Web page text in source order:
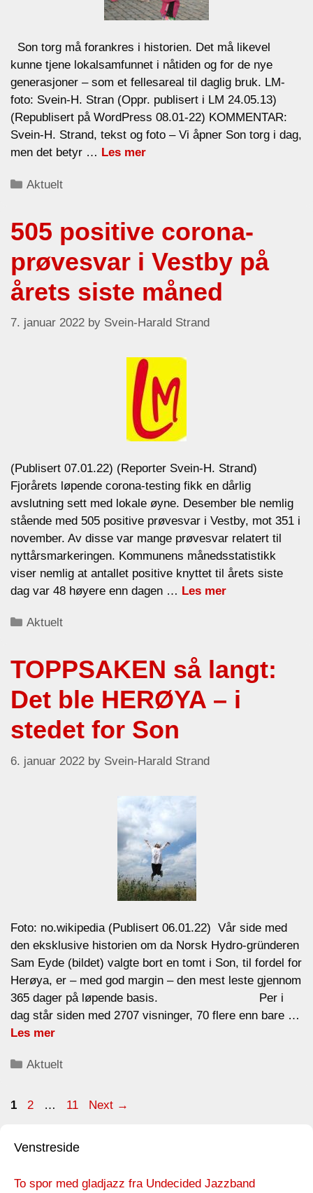
Son torg må forankres i historien. Det må likevel
kunne tjene lokalsamfunnet i nåtiden og for de nye
generasjoner – som et fellesareal til daglig bruk. LM-
foto: Svein-H. Stran (Oppr. publisert i LM 24.05.13)
(Republisert på WordPress 08.01-22) KOMMENTAR:
Svein-H. Strand, tekst og foto – Vi åpner Son torg i dag,
men det betyr … Les mer
Categories
Aktuelt
505 positive corona-
prøvesvar i Vestby på
årets siste måned
7. januar 2022 by Svein-Harald Strand
(Publisert 07.01.22) (Reporter Svein-H. Strand)
Fjorårets løpende corona-testing fikk en dårlig
avslutning sett med lokale øyne. Desember ble nemlig
stående med 505 positive prøvesvar i Vestby, mot 351 i
november. Av disse var mange prøvesvar relatert til
nyttårsmarkeringen. Kommunens månedsstatistikk
viser nemlig at antallet positive knyttet til årets siste
dag var 48 høyere enn dagen … Les mer
Categories
Aktuelt
TOPPSAKEN så langt:
Det ble HERØYA – i
stedet for Son
6. januar 2022 by Svein-Harald Strand
Foto: no.wikipedia (Publisert 06.01.22) Vår side med
den eksklusive historien om da Norsk Hydro-gründeren
Sam Eyde (bildet) valgte bort en tomt i Son, til fordel for
Herøya, er – med god margin – den mest leste gjennom
365 dager på løpende basis. Per i
dag står siden med 2707 visninger, 70 flere enn bare …
Les mer
Categories
Aktuelt
Page
1 Page
2 … Page
11 Next →
Venstreside
To spor med gladjazz fra Undecided Jazzband